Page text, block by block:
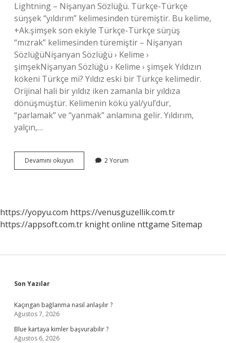
Lightning – Nişanyan Sözlüğü. Türkçe-Türkçe
süŋşek “yıldırım” kelimesinden türemiştir. Bu kelime,
+Ak.şimşek son ekiyle Türkçe-Türkçe süŋüş
“mızrak” kelimesinden türemiştir – Nişanyan
SözlüğüNişanyan Sözlüğü › Kelime ›
şimşekNişanyan Sözlüğü › Kelime › şimşek Yıldızın
kökeni Türkçe mi? Yıldız eski bir Türkçe kelimedir.
Orijinal hali bir yıldız iken zamanla bir yıldıza
dönüşmüştür. Kelimenin kökü yal/yul’dur,
“parlamak” ve “yanmak” anlamına gelir. Yıldırım,
yalçın,…
Devamını okuyun
Türkçe
2 Yorum
https://yopyu.com https://venusguzellik.com.tr
https://appsoft.com.tr knight online nttgame Sitemap
Sidebar
Son Yazılar
Kaçıngan bağlanma nasıl anlaşılır ?
Ağustos 7, 2026
Blue kartaya kimler başvurabilir ?
Ağustos 6, 2026